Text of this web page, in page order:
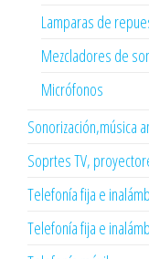
Lamparas de
Mezcladores de
Micrófonos
Sonorización,música
Soprtes TV,
Telefonía fija e
Telefonía fija e